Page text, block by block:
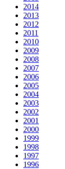
2014
2013
2012
2011
2010
2009
2008
2007
2006
2005
2004
2003
2002
2001
2000
1999
1998
1997
1996